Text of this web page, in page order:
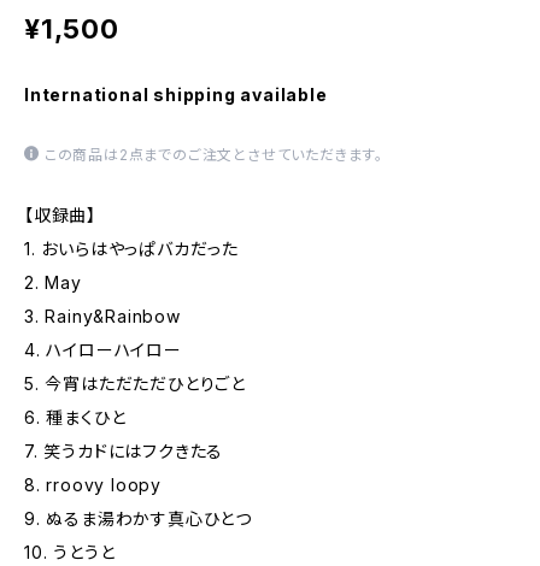
¥1,500
International shipping available
この商品は2点までのご注文とさせていただきます。
【収録曲】
1. おいらはやっぱバカだった
2. May
3. Rainy&Rainbow
4. ハイローハイロー
5. 今宵はただただひとりごと
6. 種まくひと
7. 笑うカドにはフクきたる
8. rroovy loopy
9. ぬるま湯わかす真心ひとつ
10. うとうと